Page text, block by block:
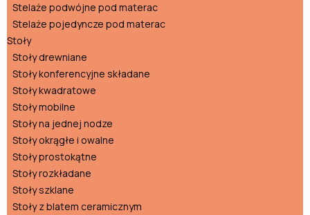
Stelaże podwójne pod materac
Stelaże pojedyncze pod materac
Stoły
Stoły drewniane
Stoły konferencyjne składane
Stoły kwadratowe
Stoły mobilne
Stoły na jednej nodze
Stoły okrągłe i owalne
Stoły prostokątne
Stoły rozkładane
Stoły szklane
Stoły z blatem ceramicznym